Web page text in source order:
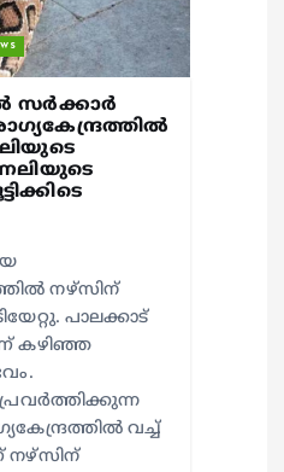
സര്‍ക്കാര്‍
നഴ്സിന്
പാലക്കാട്
കഴിഞ്ഞ
പ്രവര്‍ത്തിക്കുന്ന
വച്ച്
നഴ്സിന്